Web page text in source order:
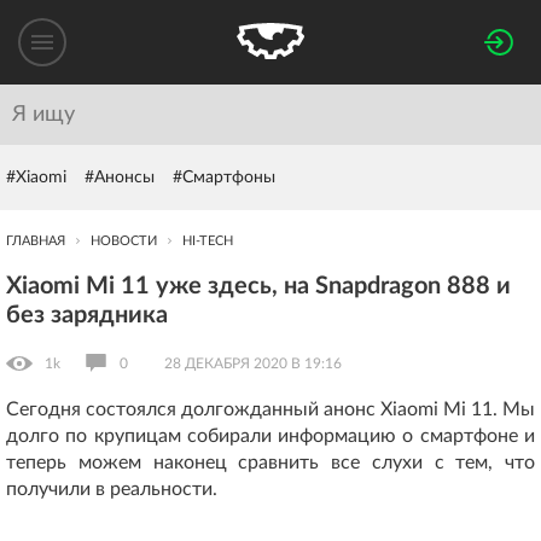
#Xiaomi #Анонсы #Смартфоны
ГЛАВНАЯ НОВОСТИ HI-TECH
Xiaomi Mi 11 уже здесь, на Snapdragon 888 и
без зарядника
1k 0 28 ДЕКАБРЯ 2020 В 19:16
Сегодня состоялся долгожданный анонс Xiaomi Mi 11. Мы
долго по крупицам собирали информацию о смартфоне и
теперь можем наконец сравнить все слухи с тем, что
получили в реальности.